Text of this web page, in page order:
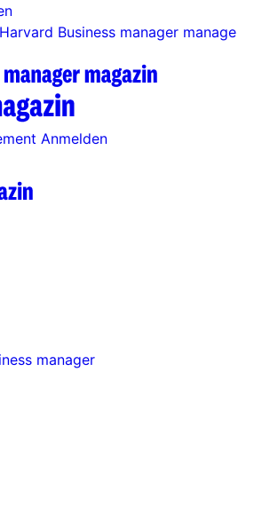
Harvard Business manager manage
Anmelden
manager